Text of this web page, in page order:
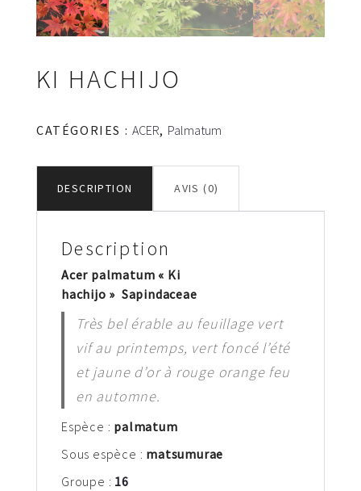
KI HACHIJO
CATÉGORIES : ACER, Palmatum
DESCRIPTION AVIS (0)
Description
Acer palmatum « Ki
hachijo » Sapindaceae
Très bel érable au feuillage vert
vif au printemps, vert foncé l’été
et jaune d’or à rouge orange feu
en automne.
Espèce : palmatum
Sous espèce : matsumurae
Groupe : 16